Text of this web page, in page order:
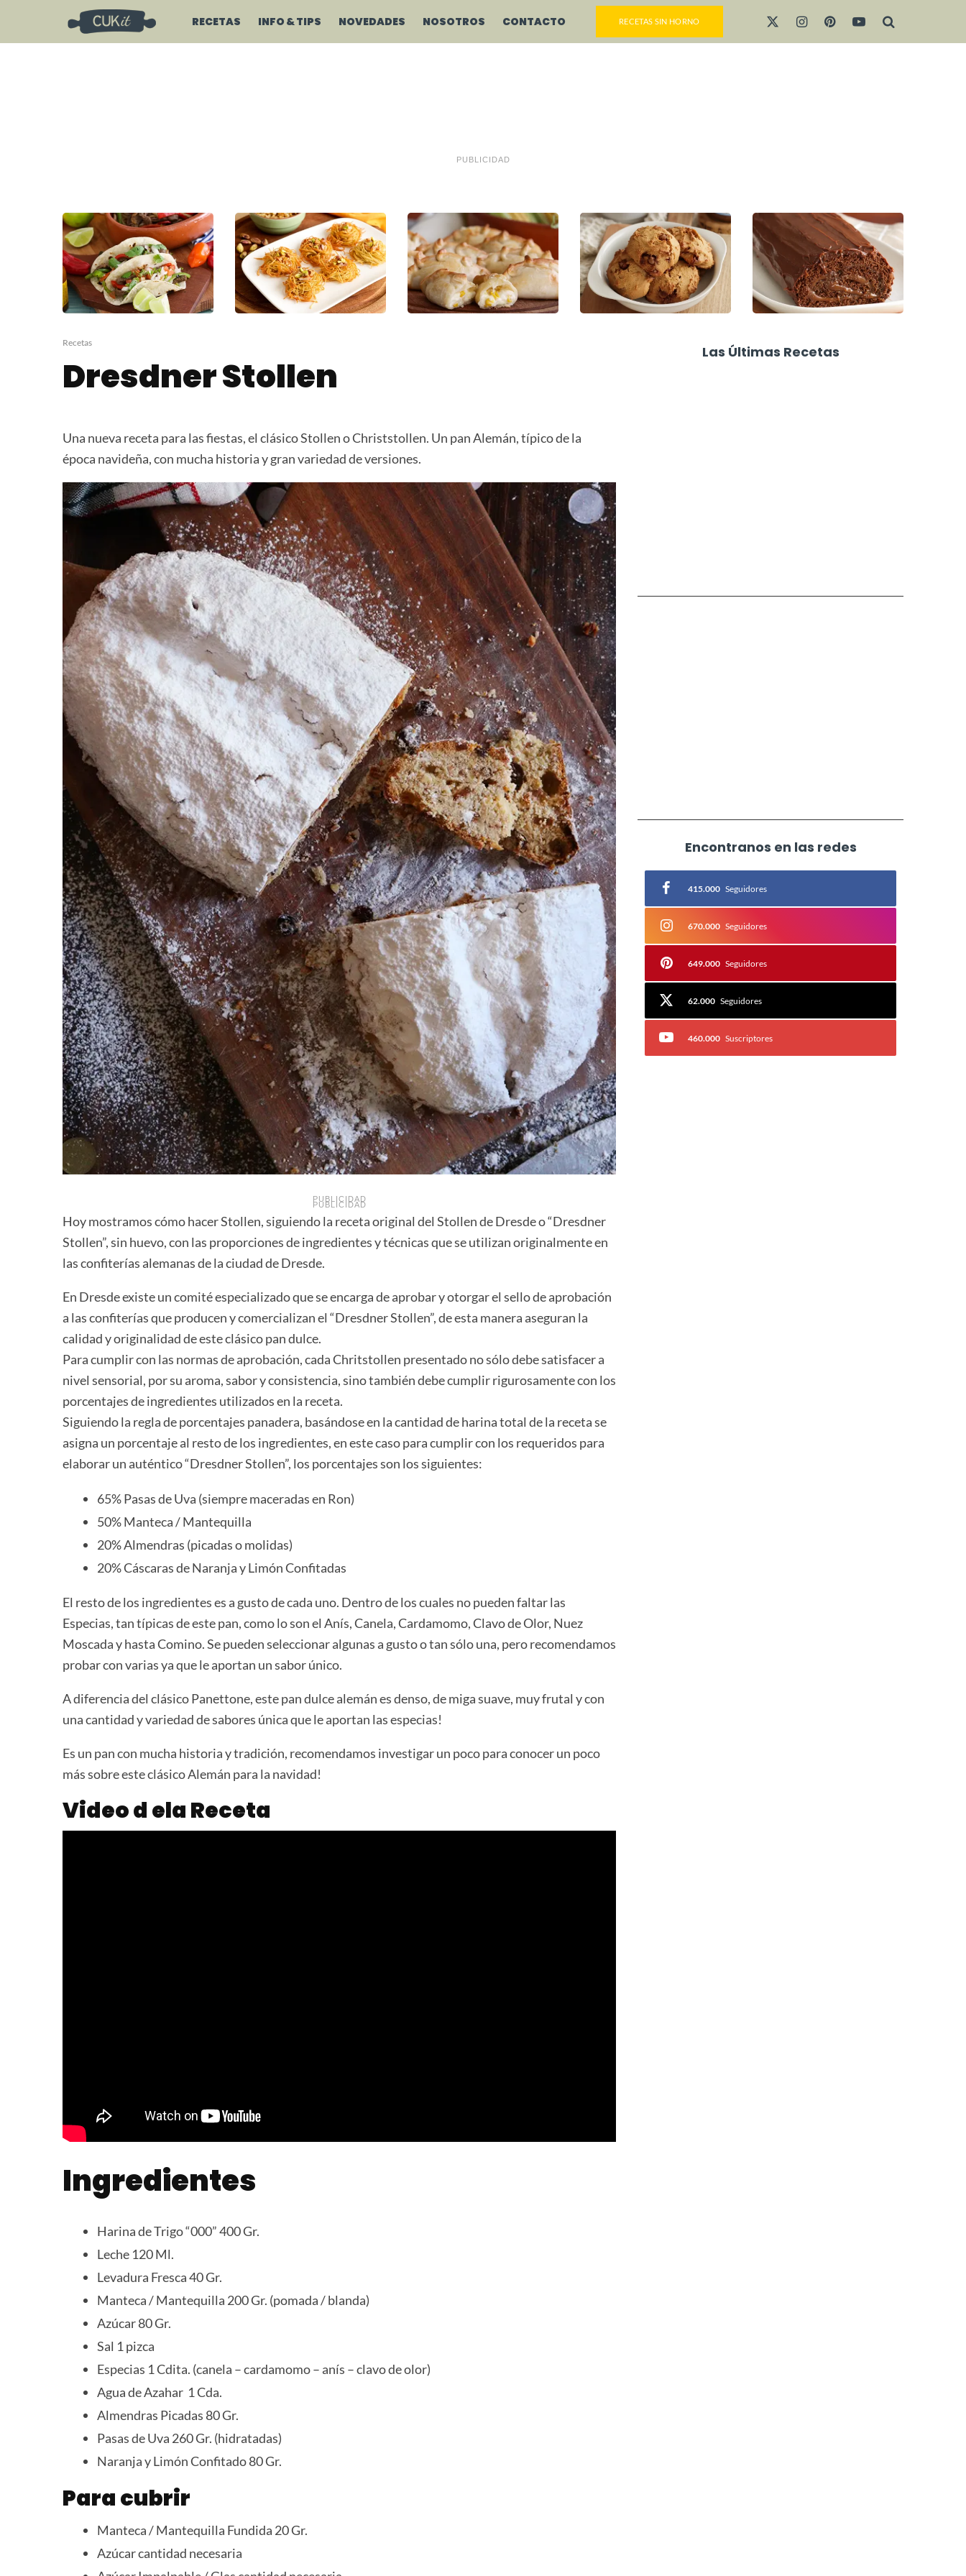
RECETAS INFO & TIPS NOVEDADES NOSOTROS CONTACTO RECETAS SIN HORNO
PUBLICIDAD
Mexicanas
Recetas
Dresdner Stollen
Una nueva receta para las fiestas, el clásico Stollen o Christstollen. Un pan Alemán, típico de la
época navideña, con mucha historia y gran variedad de versiones.
PUBLICIDAD
PUBLICIDAD
Hoy mostramos cómo hacer Stollen, siguiendo la receta original del Stollen de Dresde o “Dresdner
Stollen”, sin huevo, con las proporciones de ingredientes y técnicas que se utilizan originalmente en
las confiterías alemanas de la ciudad de Dresde.
En Dresde existe un comité especializado que se encarga de aprobar y otorgar el sello de aprobación
a las confiterías que producen y comercializan el “Dresdner Stollen”, de esta manera aseguran la
calidad y originalidad de este clásico pan dulce.
Para cumplir con las normas de aprobación, cada Chritstollen presentado no sólo debe satisfacer a
nivel sensorial, por su aroma, sabor y consistencia, sino también debe cumplir rigurosamente con los
porcentajes de ingredientes utilizados en la receta.
Siguiendo la regla de porcentajes panadera, basándose en la cantidad de harina total de la receta se
asigna un porcentaje al resto de los ingredientes, en este caso para cumplir con los requeridos para
elaborar un auténtico “Dresdner Stollen”, los porcentajes son los siguientes:
65% Pasas de Uva (siempre maceradas en Ron)
50% Manteca / Mantequilla
20% Almendras (picadas o molidas)
20% Cáscaras de Naranja y Limón Confitadas
El resto de los ingredientes es a gusto de cada uno. Dentro de los cuales no pueden faltar las
Especias, tan típicas de este pan, como lo son el Anís, Canela, Cardamomo, Clavo de Olor, Nuez
Moscada y hasta Comino. Se pueden seleccionar algunas a gusto o tan sólo una, pero recomendamos
probar con varias ya que le aportan un sabor único.
A diferencia del clásico Panettone, este pan dulce alemán es denso, de miga suave, muy frutal y con
una cantidad y variedad de sabores única que le aportan las especias!
Es un pan con mucha historia y tradición, recomendamos investigar un poco para conocer un poco
más sobre este clásico Alemán para la navidad!
Video d ela Receta
Ingredientes
Harina de Trigo “000” 400 Gr.
Leche 120 Ml.
Levadura Fresca 40 Gr.
Manteca / Mantequilla 200 Gr. (pomada / blanda)
Azúcar 80 Gr.
Sal 1 pizca
Especias 1 Cdita. (canela – cardamomo – anís – clavo de olor)
Agua de Azahar 1 Cda.
Almendras Picadas 80 Gr.
Pasas de Uva 260 Gr. (hidratadas)
Naranja y Limón Confitado 80 Gr.
Para cubrir
Manteca / Mantequilla Fundida 20 Gr.
Azúcar cantidad necesaria
Las Últimas Recetas
Encontranos en las redes
415.000 Seguidores
670.000 Seguidores
649.000 Seguidores
62.000 Seguidores
460.000 Suscriptores